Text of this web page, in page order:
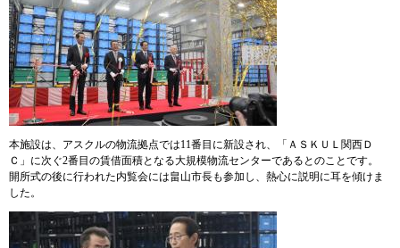
本施設は、アスクルの物流拠点では11番目に新設され、「ＡＳＫＵＬ関西Ｄ
Ｃ」に次ぐ2番目の賃借面積となる大規模物流センターであるとのことです。
開所式の後に行われた内覧会には畠山市長も参加し、熱心に説明に耳を傾けま
した。